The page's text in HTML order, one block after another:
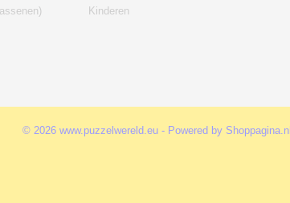
Kinderen
© 2026 www.puzzelwereld.eu - Powered by Shoppagina.nl